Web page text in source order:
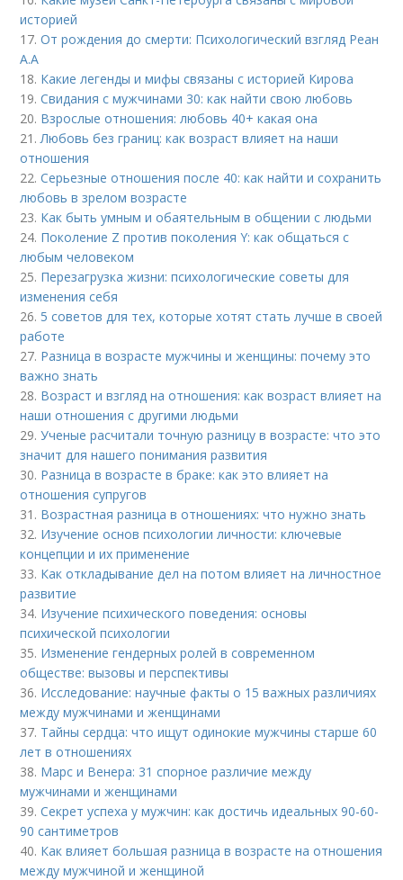
историей
17.От рождения до смерти: Психологический взгляд Реан
А.А
18. Какие легенды и мифы связаны с историей Кирова
19.Свидания с мужчинами 30: как найти свою любовь
20. Взрослые отношения: любовь 40+ какая она
21.Любовь без границ: как возраст влияет на наши
отношения
22.Серьезные отношения после 40: как найти и сохранить
любовь в зрелом возрасте
23. Как быть умным и обаятельным в общении с людьми
24. Поколение Z против поколения Y: как общаться с
любым человеком
25. Перезагрузка жизни: психологические советы для
изменения себя
26. 5 советов для тех, которые хотят стать лучше в своей
работе
27. Разница в возрасте мужчины и женщины: почему это
важно знать
28. Возраст и взгляд на отношения: как возраст влияет на
наши отношения с другими людьми
29.Ученые расчитали точную разницу в возрасте: что это
значит для нашего понимания развития
30. Разница в возрасте в браке: как это влияет на
отношения супругов
31. Возрастная разница в отношениях: что нужно знать
32. Изучение основ психологии личности: ключевые
концепции и их применение
33. Как откладывание дел на потом влияет на личностное
развитие
34. Изучение психического поведения: основы
психической психологии
35. Изменение гендерных ролей в современном
обществе: вызовы и перспективы
36. Исследование: научные факты о 15 важных различиях
между мужчинами и женщинами
37. Тайны сердца: что ищут одинокие мужчины старше 60
лет в отношениях
38. Марс и Венера: 31 спорное различие между
мужчинами и женщинами
39.Секрет успеха у мужчин: как достичь идеальных 90-60-
90 сантиметров
40. Как влияет большая разница в возрасте на отношения
между мужчиной и женщиной